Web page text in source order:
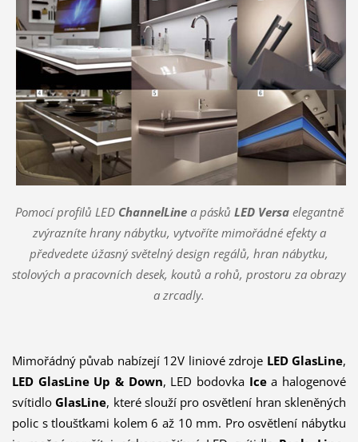
Pomocí profilů LED ChannelLinea pásků LED Versaelegantně
zvýrazníte hrany nábytku, vytvoříte mimořádné efekty a
předvedete úžasný světelný design regálů, hran nábytku,
stolových a pracovních desek, koutů a rohů, prostoru za obrazy
a zrcadly.
Mimořádný půvab nabízejí 12V liniové zdroje LED GlasLine,
LED GlasLine Up & Down, LED bodovka Icea halogenové
svítidloGlasLine, které slouží pro osvětlení hran skleněných
polic s tloušťkami kolem 6 až 10 mm. Pro osvětlení nábytku